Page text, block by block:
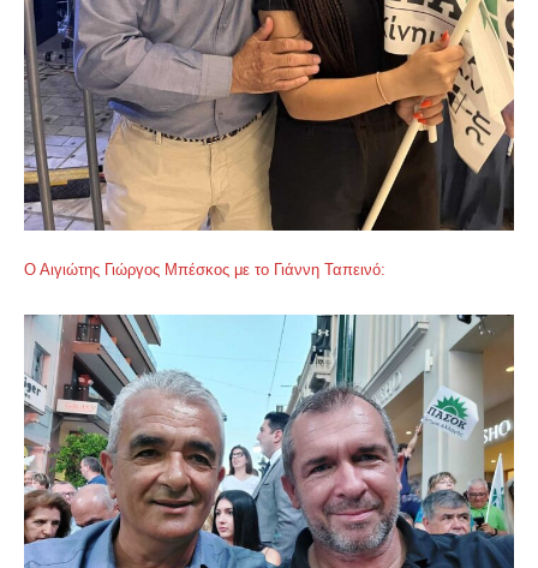
Ο Αιγιώτης Γιώργος Μπέσκος με το Γιάννη Ταπεινό: